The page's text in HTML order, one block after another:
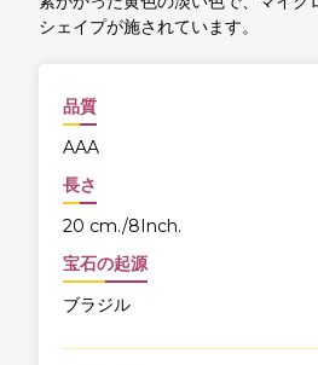
シェイプが施されています。
品質
AAA
長さ
20 cm./8Inch.
宝石の起源
ブラジル